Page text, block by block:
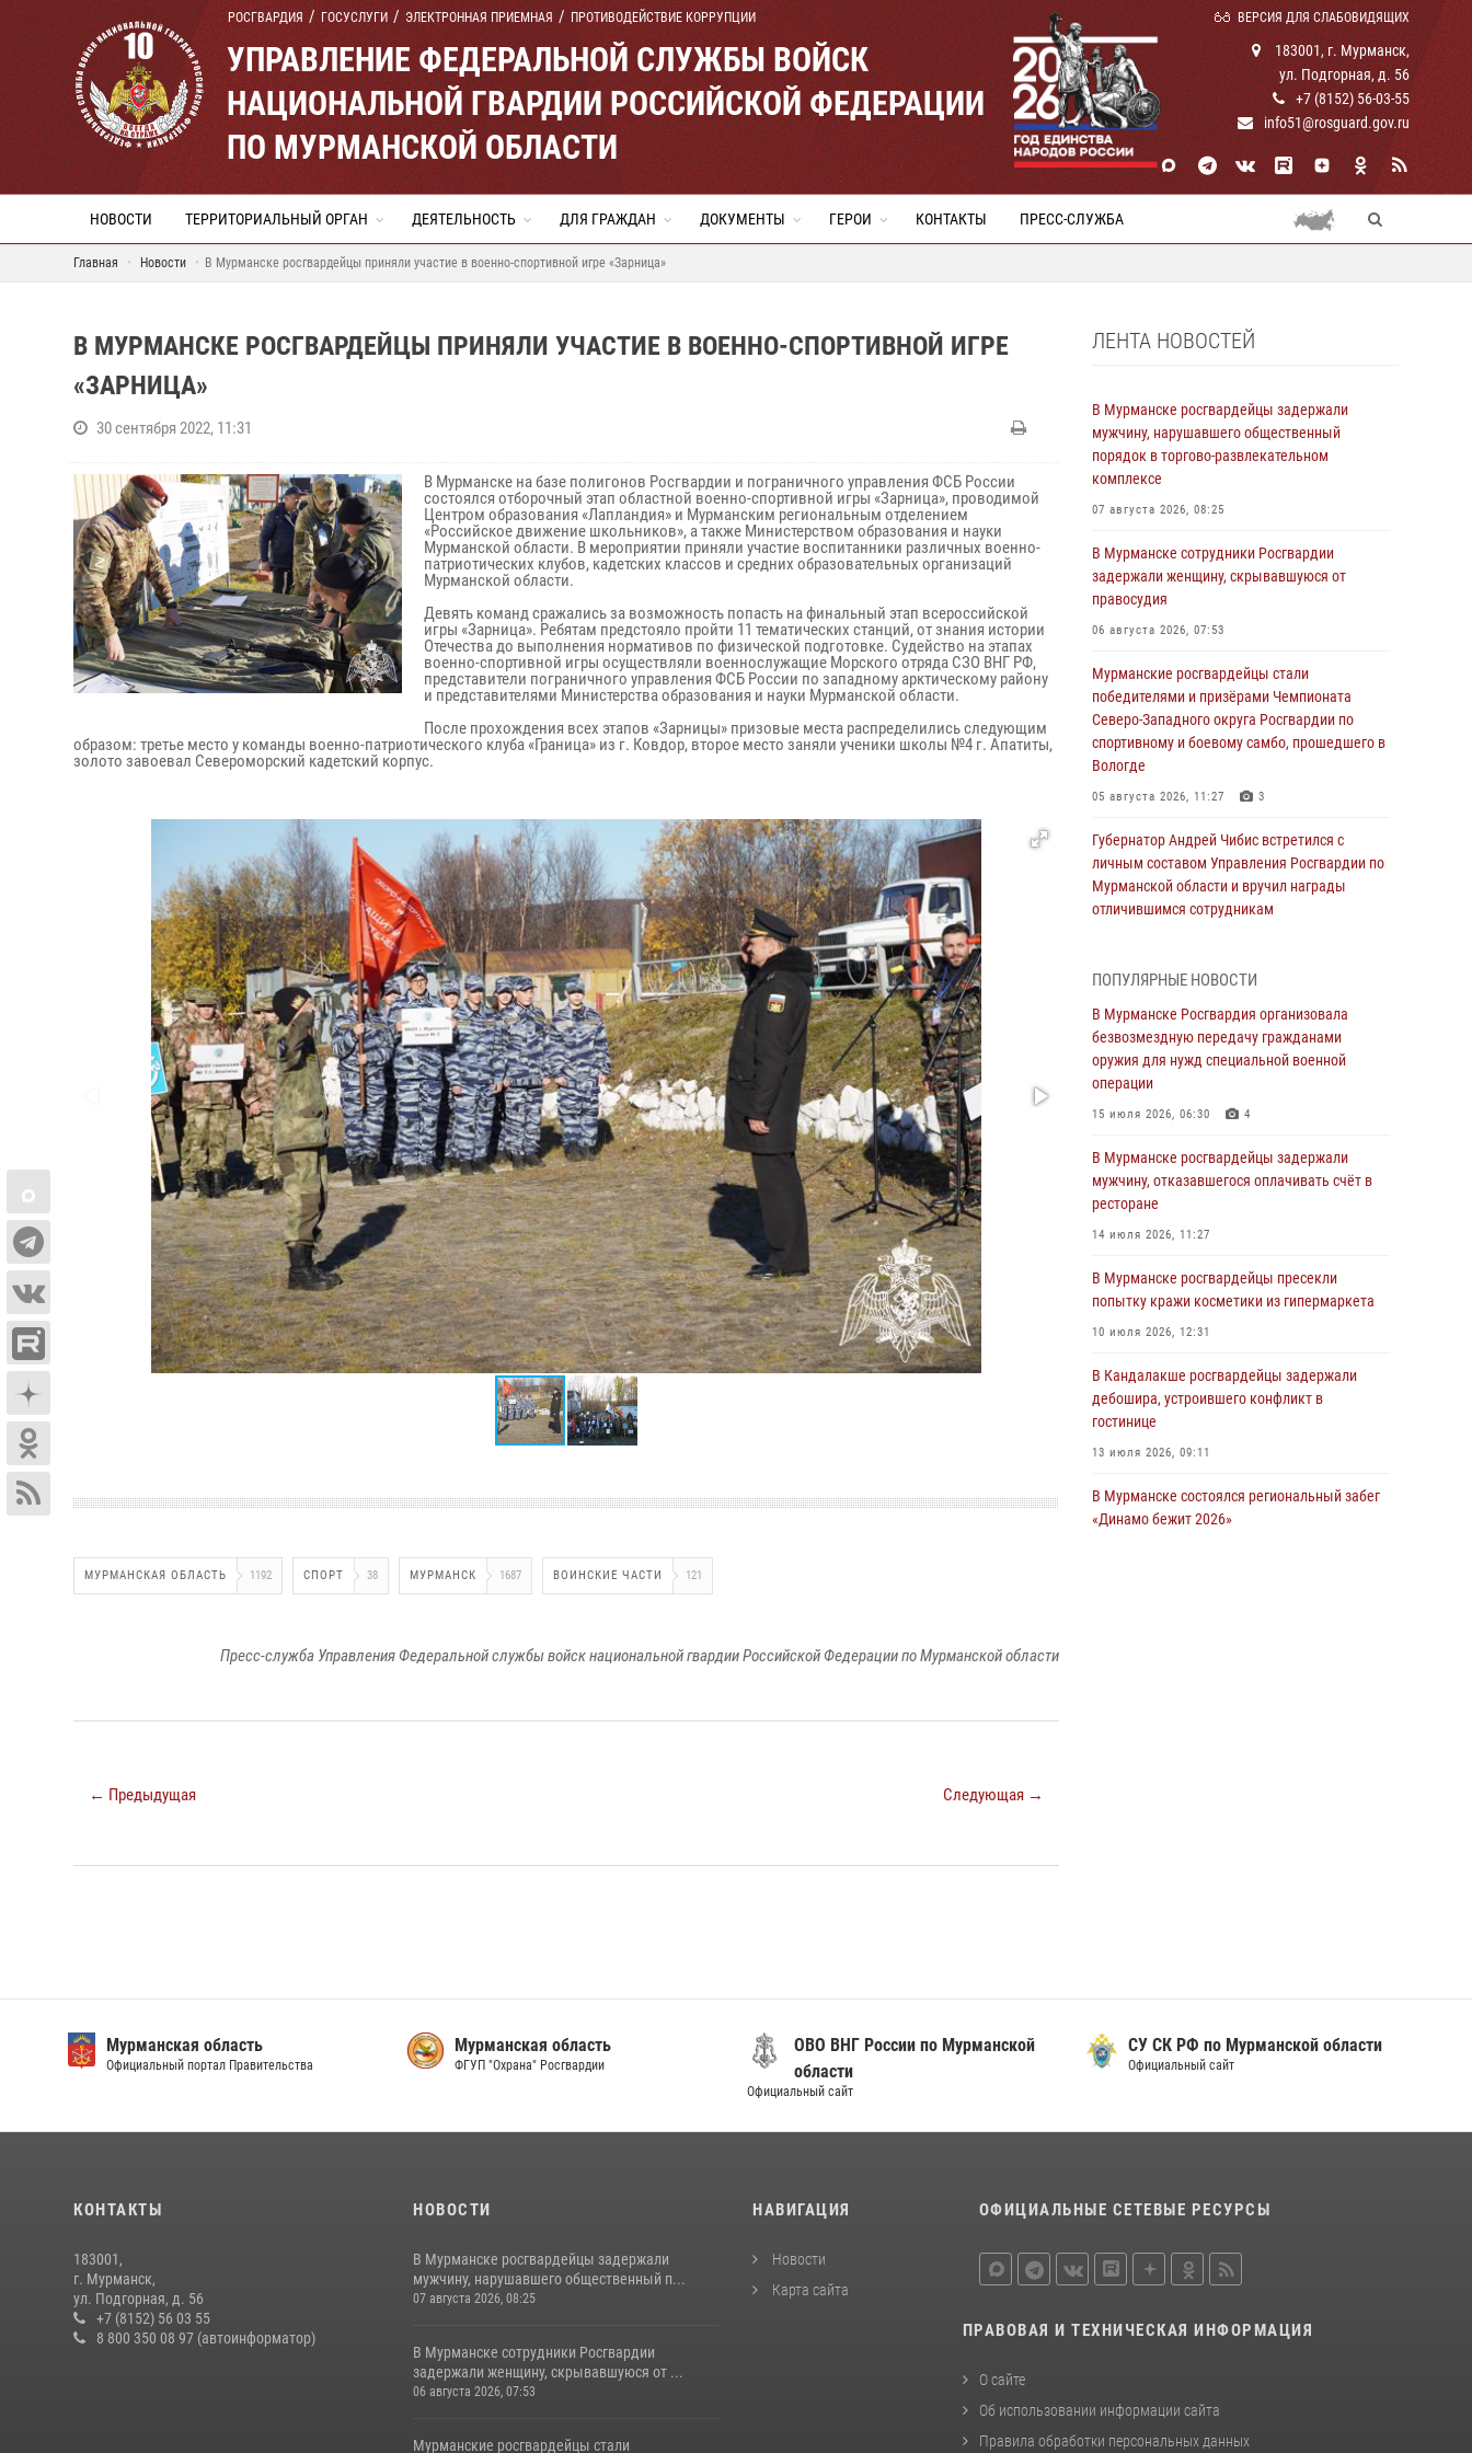
РОСГВАРДИЯ ГОСУСЛУГИ ЭЛЕКТРОННАЯ ПРИЕМНАЯ ПРОТИВОДЕЙСТВИЕ КОРРУПЦИИ ВЕРСИЯ ДЛЯ СЛАБОВИДЯЩИХ
УПРАВЛЕНИЕ ФЕДЕРАЛЬНОЙ СЛУЖБЫ ВОЙСК
НАЦИОНАЛЬНОЙ ГВАРДИИ РОССИЙСКОЙ ФЕДЕРАЦИИ
ПО МУРМАНСКОЙ ОБЛАСТИ
183001, г. Мурманск,
ул. Подгорная, д. 56
+7 (8152) 56-03-55
info51@rosguard.gov.ru
НОВОСТИ ТЕРРИТОРИАЛЬНЫЙ ОРГАН ДЕЯТЕЛЬНОСТЬ ДЛЯ ГРАЖДАН ДОКУМЕНТЫ ГЕРОИ КОНТАКТЫ ПРЕСС-СЛУЖБА
Главная Новости В Мурманске росгвардейцы приняли участие в военно-спортивной игре «Зарница»
В МУРМАНСКЕ РОСГВАРДЕЙЦЫ ПРИНЯЛИ УЧАСТИЕ В ВОЕННО-СПОРТИВНОЙ ИГРЕ
«ЗАРНИЦА»
30 сентября 2022, 11:31
В Мурманске на базе полигонов Росгвардии и пограничного управления ФСБ России
состоялся отборочный этап областной военно-спортивной игры «Зарница», проводимой
Центром образования «Лапландия» и Мурманским региональным отделением
«Российское движение школьников», а также Министерством образования и науки
Мурманской области. В мероприятии приняли участие воспитанники различных военно-
патриотических клубов, кадетских классов и средних образовательных организаций
Мурманской области.
Девять команд сражались за возможность попасть на финальный этап всероссийской
игры «Зарница». Ребятам предстояло пройти 11 тематических станций, от знания истории
Отечества до выполнения нормативов по физической подготовке. Судейство на этапах
военно-спортивной игры осуществляли военнослужащие Морского отряда СЗО ВНГ РФ,
представители пограничного управления ФСБ России по западному арктическому району
и представителями Министерства образования и науки Мурманской области.
После прохождения всех этапов «Зарницы» призовые места распределились следующим
образом: третье место у команды военно-патриотического клуба «Граница» из г. Ковдор, второе место заняли ученики школы №4 г. Апатиты,
золото завоевал Североморский кадетский корпус.
МУРМАНСКАЯ ОБЛАСТЬ 1192 СПОРТ 38 МУРМАНСК 1687 ВОИНСКИЕ ЧАСТИ 121
Пресс-служба Управления Федеральной службы войск национальной гвардии Российской Федерации по Мурманской области
← Предыдущая Следующая →
ЛЕНТА НОВОСТЕЙ
В Мурманске росгвардейцы задержали
мужчину, нарушавшего общественный
порядок в торгово-развлекательном
комплексе
07 августа 2026, 08:25
В Мурманске сотрудники Росгвардии
задержали женщину, скрывавшуюся от
правосудия
06 августа 2026, 07:53
Мурманские росгвардейцы стали
победителями и призёрами Чемпионата
Северо-Западного округа Росгвардии по
спортивному и боевому самбо, прошедшего в
Вологде
05 августа 2026, 11:27 3
Губернатор Андрей Чибис встретился с
личным составом Управления Росгвардии по
Мурманской области и вручил награды
отличившимся сотрудникам
В Мурманске сотрудники Росгвардии
пресекли утренний дебош в баре на улице
Карла Маркса
04 августа 2026, 08:54
Морской отряд Северо - Западного округа
образования
03 августа 2026, 12:23 4
дебошира на автозаправочной станции
03 августа 2026, 09:12
Сотрудники Росгвардии провели инструктаж
по антитеррористической защищенности для
Сотрудники Росгвардии задержали мужчину,
ПОПУЛЯРНЫЕ НОВОСТИ
В Мурманске Росгвардия организовала
безвозмездную передачу гражданами
оружия для нужд специальной военной
операции
15 июля 2026, 06:30 4
В Мурманске росгвардейцы задержали
мужчину, отказавшегося оплачивать счёт в
ресторане
14 июля 2026, 11:27
В Мурманске росгвардейцы пресекли
попытку кражи косметики из гипермаркета
10 июля 2026, 12:31
В Кандалакше росгвардейцы задержали
дебошира, устроившего конфликт в
гостинице
13 июля 2026, 09:11
В Мурманске состоялся региональный забег
«Динамо бежит 2026»
Первый Мурманский терминал» передал
области новый автомобиль для несения
службы
Мурманская область
Официальный портал Правительства
Мурманская область
ФГУП "Охрана" Росгвардии
ОВО ВНГ России по Мурманской
области
Официальный сайт
СУ СК РФ по Мурманской области
Официальный сайт
КОНТАКТЫ
183001,
г. Мурманск,
ул. Подгорная, д. 56
+7 (8152) 56 03 55
8 800 350 08 97 (автоинформатор)
НОВОСТИ
В Мурманске росгвардейцы задержали
мужчину, нарушавшего общественный п...
07 августа 2026, 08:25
В Мурманске сотрудники Росгвардии
задержали женщину, скрывавшуюся от ...
06 августа 2026, 07:53
Мурманские росгвардейцы стали
НАВИГАЦИЯ
Новости
Карта сайта
ОФИЦИАЛЬНЫЕ СЕТЕВЫЕ РЕСУРСЫ
ПРАВОВАЯ И ТЕХНИЧЕСКАЯ ИНФОРМАЦИЯ
О сайте
Об использовании информации сайта
Правила обработки персональных данных